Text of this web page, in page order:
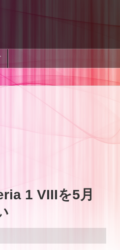
1 VIIIを5月